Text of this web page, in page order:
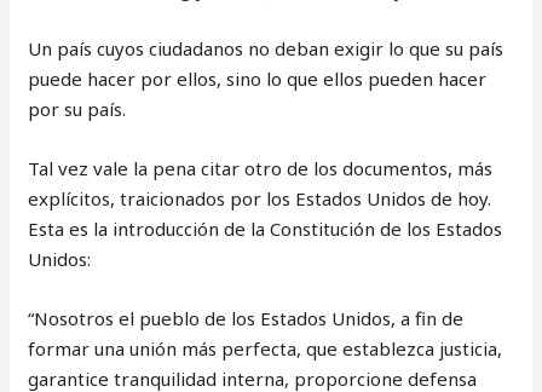
Un país cuyos ciudadanos no deban exigir lo que su país
puede hacer por ellos, sino lo que ellos pueden hacer
por su país.
Tal vez vale la pena citar otro de los documentos, más
explícitos, traicionados por los Estados Unidos de hoy.
Esta es la introducción de la Constitución de los Estados
Unidos:
“Nosotros el pueblo de los Estados Unidos, a fin de
formar una unión más perfecta, que establezca justicia,
garantice tranquilidad interna, proporcione defensa